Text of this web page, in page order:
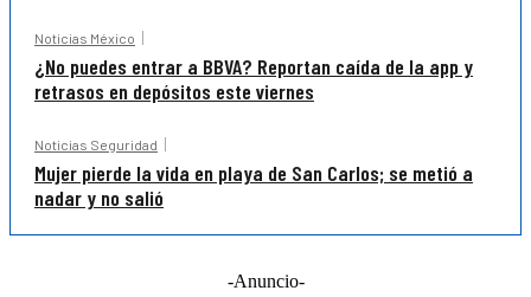
Noticias México
¿No puedes entrar a BBVA? Reportan caída de la app y
retrasos en depósitos este viernes
Noticias Seguridad
Mujer pierde la vida en playa de San Carlos; se metió a
nadar y no salió
-Anuncio-